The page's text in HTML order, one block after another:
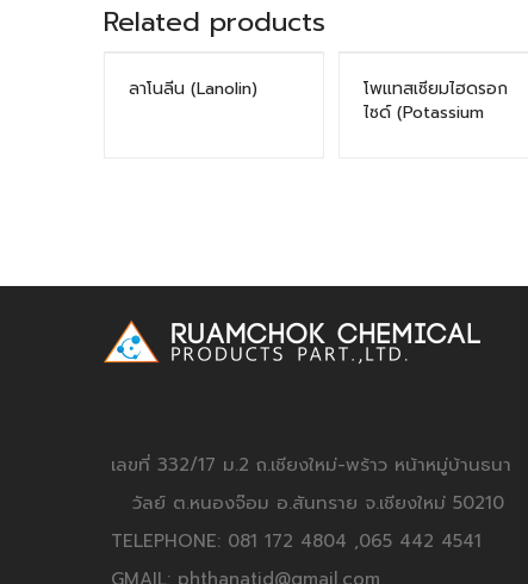
Related products
ลาโนลีน (Lanolin)
โพแทสเซียมไฮดรอก
ไซด์ (Potassium
เลขที่ 332/17 ม.2 ถ.เชียงใหม่-พร้าว หน้าหมู่บ้านธนา
วัลย์ ต.หนองจ๊อม อ.สันทราย จ.เชียงใหม่ 50210
TELEPHONE: 081 172 4804 ,065 442 4541